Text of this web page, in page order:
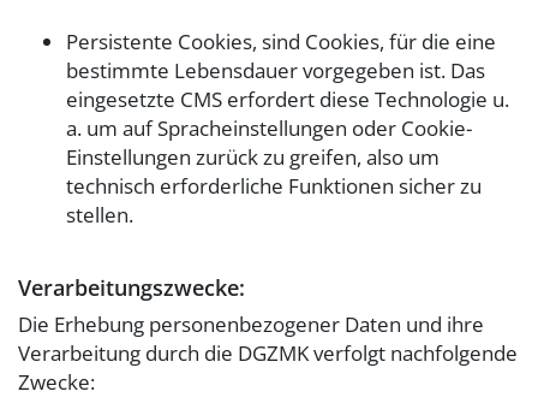
Persistente Cookies, sind Cookies, für die eine
bestimmte Lebensdauer vorgegeben ist. Das
eingesetzte CMS erfordert diese Technologie u.
a. um auf Spracheinstellungen oder Cookie-
Einstellungen zurück zu greifen, also um
technisch erforderliche Funktionen sicher zu
stellen.
Verarbeitungszwecke:
Die Erhebung personenbezogener Daten und ihre
Verarbeitung durch die DGZMK verfolgt nachfolgende
Zwecke: